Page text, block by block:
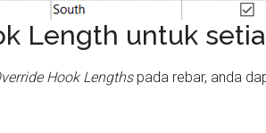
Length untuk
Hook Lengthspada rebar, anda